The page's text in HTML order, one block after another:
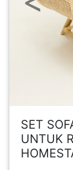
SET
UNTUK
WANITA(0)
LELAKI(0)